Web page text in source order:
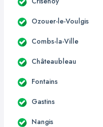
Ozouer-le-Voulgis
Combs-la-Ville
Châteaubleau
Fontains
Gastins
Nangis